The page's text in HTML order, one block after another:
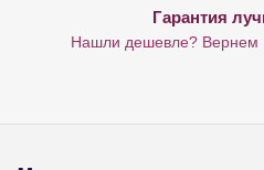
Гарантия
Нашли дешевле? Вернем